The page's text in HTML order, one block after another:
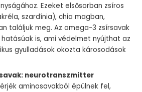
Ezeket elsősorban zsíros
szardínia), chia magban,
találjuk meg. Az omega-3 zsírsavak
is, ami védelmet nyújthat az
gyulladások okozta károsodások
neurotranszmitter
aminosavakból épülnek fel,